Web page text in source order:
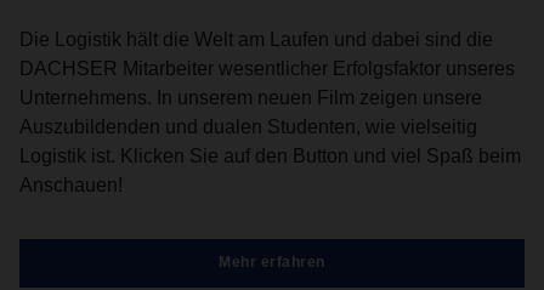
Die Logistik hält die Welt am Laufen und dabei sind die
DACHSER Mitarbeiter wesentlicher Erfolgsfaktor unseres
Unternehmens. In unserem neuen Film zeigen unsere
Auszubildenden und dualen Studenten, wie vielseitig
Logistik ist. Klicken Sie auf den Button und viel Spaß beim
Anschauen!
Mehr erfahren